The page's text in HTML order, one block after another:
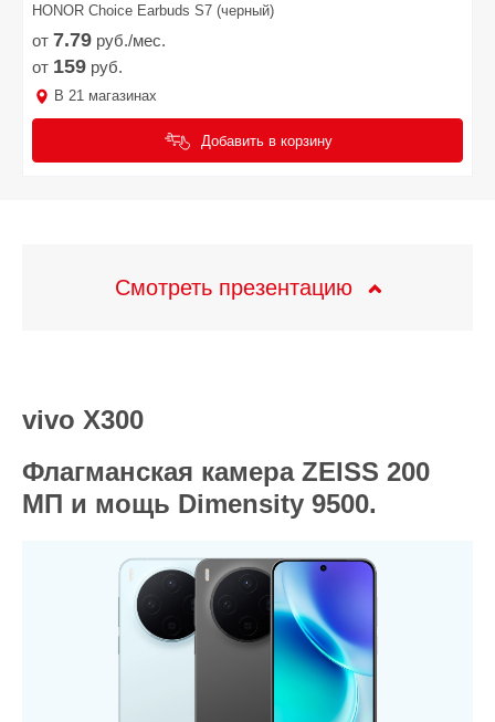
HONOR Choice Earbuds S7 (черный)
от 7.79 руб./мес.
от 159 руб.
В 21 магазинах
Добавить в корзину
Смотреть презентацию
vivo X300
Флагманская камера ZEISS 200
МП и мощь Dimensity 9500.